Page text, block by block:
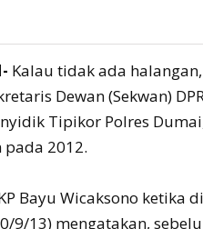
Kalau tidak ada
Dewan (Sekwan)
Tipikor Polres
2012.
Bayu Wicaksono ketika
9/13) mengatakan,